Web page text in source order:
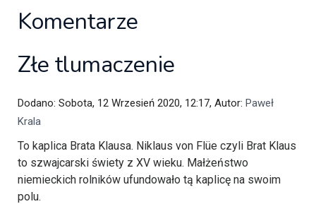
Komentarze
Złe tlumaczenie
Dodano: Sobota, 12 Wrzesień 2020, 12:17, Autor: Paweł
Krala
To kaplica Brata Klausa. Niklaus von Flüe czyli Brat Klaus
to szwajcarski świety z XV wieku. Małżeństwo
niemieckich rolników ufundowało tą kaplicę na swoim
polu.